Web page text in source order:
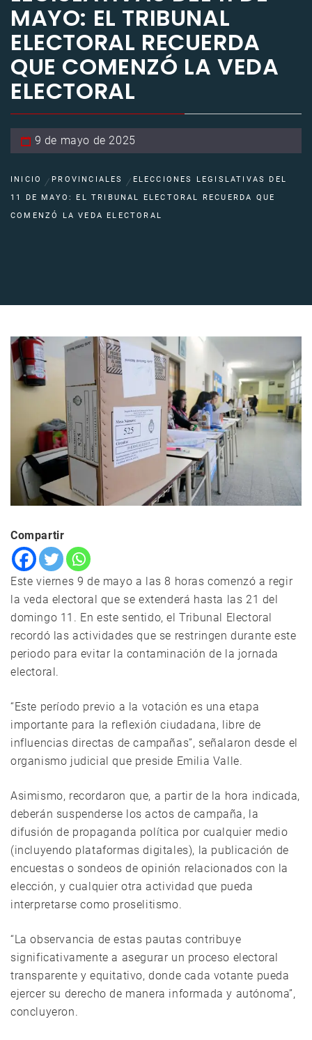
MAYO: EL TRIBUNAL
ELECTORAL RECUERDA
QUE COMENZÓ LA VEDA
ELECTORAL
9 de mayo de 2025
INICIO PROVINCIALES
ELECCIONES LEGISLATIVAS DEL
11 DE MAYO: EL TRIBUNAL ELECTORAL RECUERDA QUE
COMENZÓ LA VEDA ELECTORAL
Compartir
Este viernes 9 de mayo a las 8 horas comenzó a regir
la veda electoral que se extenderá hasta las 21 del
domingo 11. En este sentido, el Tribunal Electoral
recordó las actividades que se restringen durante este
periodo para evitar la contaminación de la jornada
electoral.
“Este período previo a la votación es una etapa
importante para la reflexión ciudadana, libre de
influencias directas de campañas”, señalaron desde el
organismo judicial que preside Emilia Valle.
Asimismo, recordaron que, a partir de la hora indicada,
deberán suspenderse los actos de campaña, la
difusión de propaganda política por cualquier medio
(incluyendo plataformas digitales), la publicación de
encuestas o sondeos de opinión relacionados con la
elección, y cualquier otra actividad que pueda
interpretarse como proselitismo.
“La observancia de estas pautas contribuye
significativamente a asegurar un proceso electoral
transparente y equitativo, donde cada votante pueda
ejercer su derecho de manera informada y autónoma”,
concluyeron.